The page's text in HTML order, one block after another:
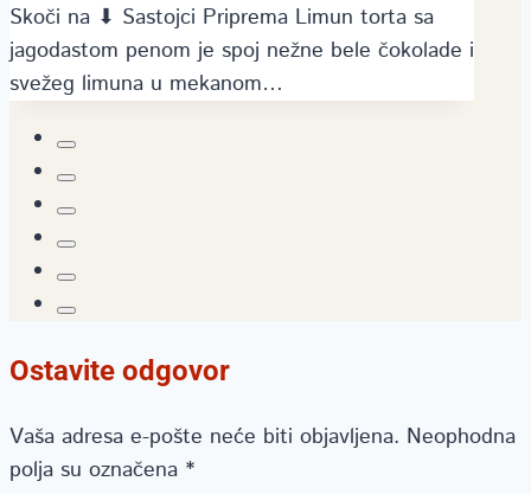
Skoči na ⬇ Sastojci Priprema Limun torta sa
jagodastom penom je spoj nežne bele čokolade i
svežeg limuna u mekanom…
Ostavite odgovor
Vaša adresa e-pošte neće biti objavljena. Neophodna
polja su označena *